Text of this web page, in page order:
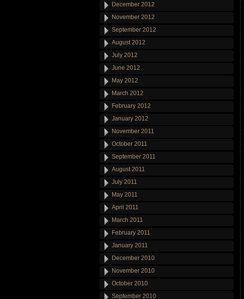
December 2012
November 2012
September 2012
August 2012
July 2012
June 2012
May 2012
March 2012
February 2012
January 2012
November 2011
October 2011
September 2011
August 2011
July 2011
May 2011
April 2011
March 2011
February 2011
January 2011
December 2010
November 2010
October 2010
September 2010